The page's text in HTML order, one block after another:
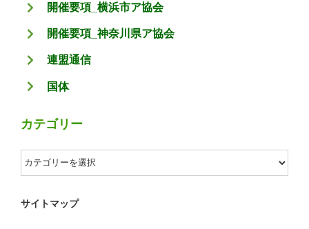
開催要項_横浜市ア協会
開催要項_神奈川県ア協会
連盟通信
国体
カテゴリー
カ
テ
ゴ
サイトマップ